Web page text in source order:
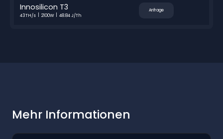
Innosilicon T3
43TH/s 2100W 48.84 J/Th
Anfrage
Mehr Informationen